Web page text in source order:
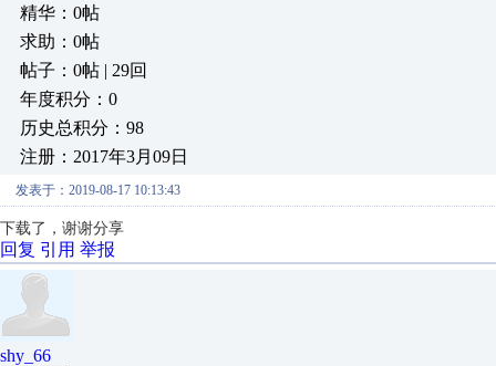
精华：0帖
求助：0帖
帖子：0帖 | 29回
年度积分：0
历史总积分：98
注册：2017年3月09日
发表于：2019-08-17 10:13:43
下载了，谢谢分享
回复 引用 举报
shy_66